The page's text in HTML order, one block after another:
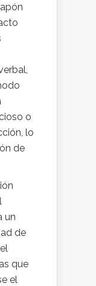
o
lo
de
un
de
que
el